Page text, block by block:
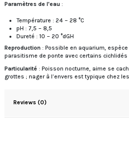
Paramètres de l'eau :
Température : 24 – 28 °C
pH : 7,5 – 8,5
Dureté : 10 – 20 °dGH
Reproduction : Possible en aquarium,
parasitisme de ponte avec certains cichlidés
Particularité : Poisson nocturne, aime se
grottes ; nager à l’envers est typique chez
Reviews (0)